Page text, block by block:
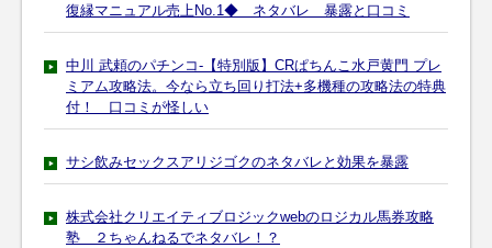
復縁マニュアル売上No.1◆ ネタバレ 暴露と口コミ
中川 武頼のパチンコ-【特別版】CRぱちんこ水戸黄門 プレ
ミアム攻略法。今なら立ち回り打法+多機種の攻略法の特典
付！ 口コミが怪しい
サシ飲みセックスアリジゴクのネタバレと効果を暴露
株式会社クリエイティブロジックwebのロジカル馬券攻略
塾 ２ちゃんねるでネタバレ！？